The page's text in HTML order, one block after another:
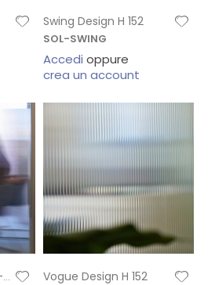
Swing Design H 152
SOL-SWING
Accedi oppure
crea un account
Vogue Design 6mm - H 152
Vogue Design H 152